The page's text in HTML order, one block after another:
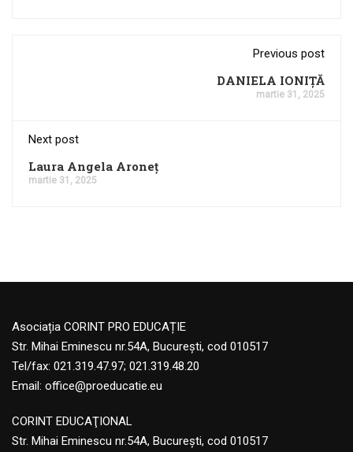
Previous post
DANIELA IONIȚĂ
martie 31, 2025
Next post
Laura Angela Aroneţ
martie 31, 2025
Asociația CORINT PRO EDUCAȚIE
Str. Mihai Eminescu nr.54A, București, cod 010517
Tel/fax: 021.319.47.97; 021.319.48.20
Email: office@proeducatie.eu
CORINT EDUCAŢIONAL
Str. Mihai Eminescu nr.54A, Bucureşti, cod 010517